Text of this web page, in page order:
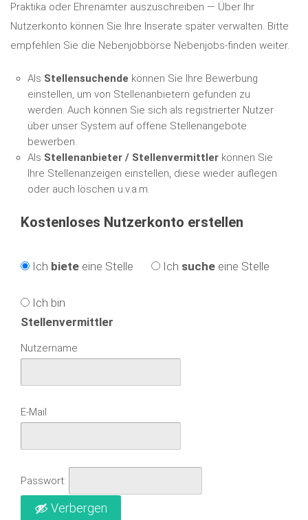
Praktika oder Ehrenämter auszuschreiben — Über Ihr
Nutzerkonto können Sie Ihre Inserate später verwalten. Bitte
empfehlen Sie die Nebenjobbörse Nebenjobs-finden weiter.
Als Stellensuchende können Sie Ihre Bewerbung
einstellen, um von Stellenanbietern gefunden zu
werden. Auch können Sie sich als registrierter Nutzer
über unser System auf offene Stellenangebote
bewerben.
Als Stellenanbieter / Stellenvermittlerkönnen Sie
Ihre Stellenanzeigen einstellen, diese wieder auflegen
oder auch löschen u.v.a.m.
Kostenloses Nutzerkonto erstellen
Ich biete eine Stelle Ich suche eine Stelle
Ich bin
Stellenvermittler
Nutzername
E-Mail
Passwort:
Verbergen